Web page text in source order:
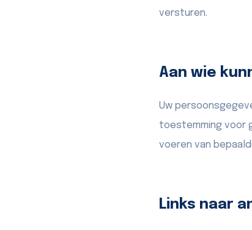
versturen.
Aan wie
Uw
toestemming voor
voeren van
Links naar